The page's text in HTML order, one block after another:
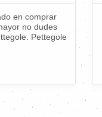
en comprar
no dudes
Pettegole